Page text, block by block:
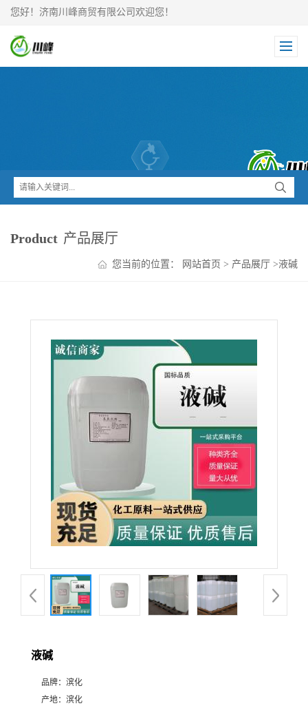
您好！济南川峰商贸有限公司欢迎您！
Product 产品展厅
您当前的位置： 网站首页 > 产品展厅 >液碱
液碱
品牌： 滨化
产地： 滨化